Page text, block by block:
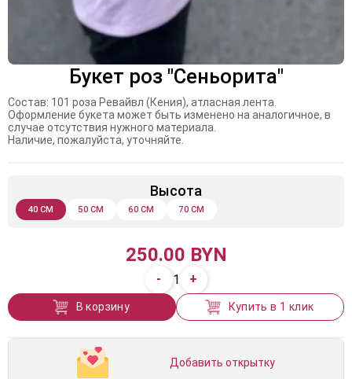
Букет роз "Сеньорита"
Состав: 101 роза Ревайвл (Кения), атласная лента.
Оформление букета может быть изменено на аналогичное, в
случае отсутствия нужного материала.
Наличие, пожалуйста, уточняйте.
Высота
40 СМ 50 СМ 60 СМ 70 СМ
250.00 BYN
- 1 +
В корзину Купить в 1 клик
Добавить открытку